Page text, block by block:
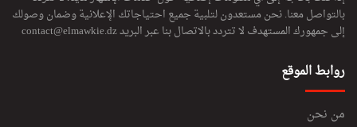
ه
ر
ا
بالتواصل معنا. نحن مستعدون لتلبية جميع احتياجاتك الإعلانية وضمان وصولك
إلى جمهورك المستهدف لا تتردد بالاتصال بنا عبر البريدcontact@elmawkie.dz
روابط الموقع
من نحن